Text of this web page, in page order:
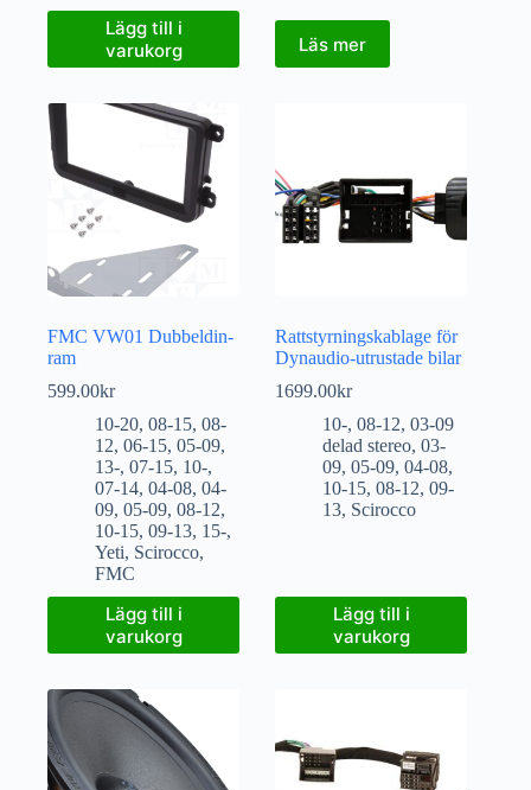
Lägg till i
varukorg
Läs mer
FMC VW01 Dubbeldin-
ram
599.00kr
10-20, 08-15, 08-
12, 06-15, 05-09,
13-, 07-15, 10-,
07-14, 04-08, 04-
09, 05-09, 08-12,
10-15, 09-13, 15-,
Yeti, Scirocco,
FMC
Lägg till i
varukorg
Rattstyrningskablage för
Dynaudio-utrustade bilar
1699.00kr
10-,08-12,03-09
delad stereo,03-
09,05-09,04-08,
10-15,08-12,09-
13, Scirocco
Lägg till i
varukorg